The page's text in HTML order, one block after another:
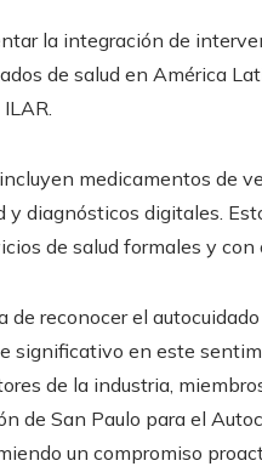
la integración de
de salud en América
medicamentos de
diagnósticos digitales.
de salud formales y
reconocer el
significativo en este
de la industria,
de San Paulo para el
un compromiso